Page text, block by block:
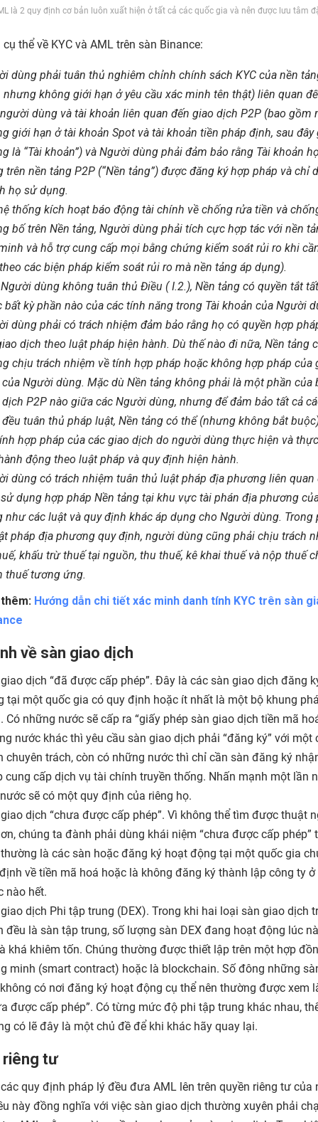
là 2 quy định cơ bản luôn xuất hiện ở tất cả các quốc gia và nên được lưu tâm
thể về KYC và AML trên sàn Binance:
dùng phải tuân thủ nghiêm chỉnh chính sách KYC của nền
nhưng không giới hạn ở yêu cầu xác minh tên thật) liên quan
dùng và tài khoản liên quan đến giao dịch P2P (bao gồm
giới hạn ở tài khoản Spot và tài khoản tiền pháp định, sau đây
là “Tài khoản”) và Người dùng phải đảm bảo rằng Tài khoản
trên nền tảng P2P (“Nền tảng”) được đăng ký hợp pháp và chỉ
họ sử dụng.
thống kích hoạt báo động tài chính về chống rửa tiền và
bố trên Nền tảng, Người dùng phải tích cực hợp tác với nền
và hỗ trợ cung cấp mọi bằng chứng kiểm soát rủi ro khi
các biện pháp kiểm soát rủi ro mà nền tảng áp dụng).
dùng không tuân thủ Điều ( I.2.), Nền tảng có quyền tắt
bất kỳ phần nào của các tính năng trong Tài khoản của Người
dùng phải có trách nhiệm đảm bảo rằng họ có quyền hợp
dịch theo luật pháp hiện hành. Dù thế nào đi nữa, Nền tảng
chịu trách nhiệm về tính hợp pháp hoặc không hợp pháp của
Người dùng. Mặc dù Nền tảng không phải là một phần của
P2P nào giữa các Người dùng, nhưng để đảm bảo tất cả
tuân thủ pháp luật, Nền tảng có thể (nhưng không bắt
hợp pháp của các giao dịch do người dùng thực hiện và
động theo luật pháp và quy định hiện hành.
dùng có trách nhiệm tuân thủ luật pháp địa phương liên quan
dụng hợp pháp Nền tảng tại khu vực tài phán địa phương
như các luật và quy định khác áp dụng cho Người dùng. Trong
pháp địa phương quy định, người dùng cũng phải chịu trách
khấu trừ thuế tại nguồn, thu thuế, kê khai thuế và nộp thuế
thuế tương ứng.
Hướng dẫn chi tiết xác minh danh tính KYC trên sàn
về sàn giao dịch
dịch “đã được cấp phép”. Đây là các sàn giao dịch đăng
tại một quốc gia có quy định hoặc ít nhất là một bộ khung
Có những nước sẽ cấp ra “giấy phép sàn giao dịch tiền mã
nước khác thì yêu cầu sàn giao dịch phải “đăng ký” với một
chuyên trách, còn có những nước thì chỉ cần sàn đăng ký
cung cấp dịch vụ tài chính truyền thống. Nhấn mạnh một lần
sẽ có một quy định của riêng họ.
dịch “chưa được cấp phép”. Vì không thể tìm được thuật
chúng ta đành phải dùng khái niệm “chưa được cấp phép”
là các sàn hoặc đăng ký hoạt động tại một quốc gia
về tiền mã hoá hoặc là không đăng ký thành lập công ty ở
nào hết.
dịch Phi tập trung (DEX). Trong khi hai loại sàn giao dịch
đều là sàn tập trung, số lượng sàn DEX đang hoạt động lúc
khá khiêm tốn. Chúng thường được thiết lập trên một hợp
minh (smart contract) hoặc là blockchain. Số đông những
có nơi đăng ký hoạt động cụ thể nên thường được xem
được cấp phép”. Có từng mức độ phi tập trung khác nhau,
có lẽ đây là một chủ đề để khi khác hãy quay lại.
riêng tư
quy định pháp lý đều đưa AML lên trên quyền riêng tư của
này đồng nghĩa với việc sàn giao dịch thường xuyên phải